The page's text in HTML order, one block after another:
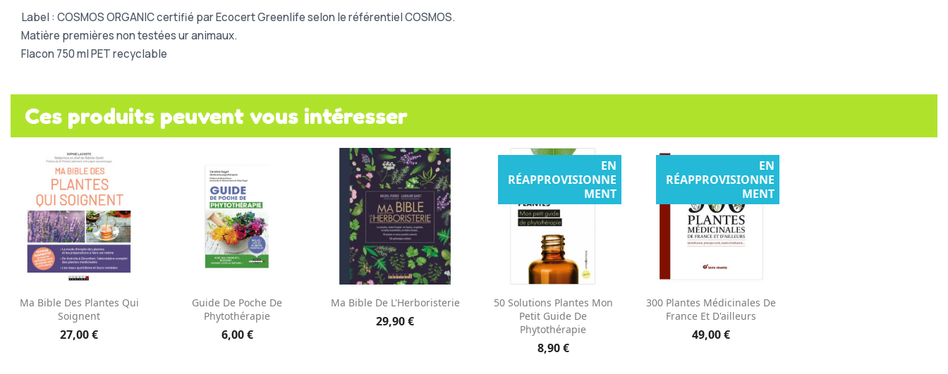
Label : COSMOS ORGANIC certifié par Ecocert Greenlife selon le référentiel COSMOS.
Matière premières non testées ur animaux.
Flacon 750 ml PET recyclable
Ces produits peuvent vous intéresser
Aperçu rapide
Ma Bible Des Plantes Qui
Soignent
27,00 €
Aperçu rapide
Guide De Poche De
Phytothérapie
6,00 €
Aperçu rapide
Ma Bible De L'Herboristerie
29,90 €
Aperçu rapide
50 Solutions Plantes Mon
Petit Guide De
Phytothérapie
8,90 €
EN
RÉAPPROVISIONNE
MENT
Aperçu rapide
300 Plantes Médicinales De
France Et D'ailleurs
49,00 €
EN
RÉAPPROVISIONNE
MENT